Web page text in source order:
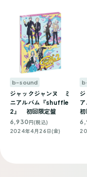
b-sound
ジャックジャンヌ ミ
ニアルバム『shuffle
2』 初回限定盤
6,930円(税込)
2024年4月26日(金)
初